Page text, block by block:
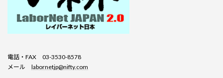
電話・FAX 03-3530-8578
メール labornetjp@nifty.com